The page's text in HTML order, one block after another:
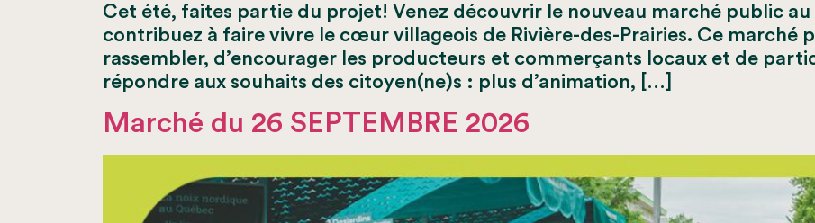
Cet été, faites partie du projet! Venez découvrir le nouveau marché public
contribuez à faire vivre le cœur villageois de Rivière-des-Prairies. Ce marché
rassembler, d’encourager les producteurs et commerçants locaux et de
répondre aux souhaits des citoyen(ne)s : plus d’animation, […]
Marché du 26 SEPTEMBRE 2026